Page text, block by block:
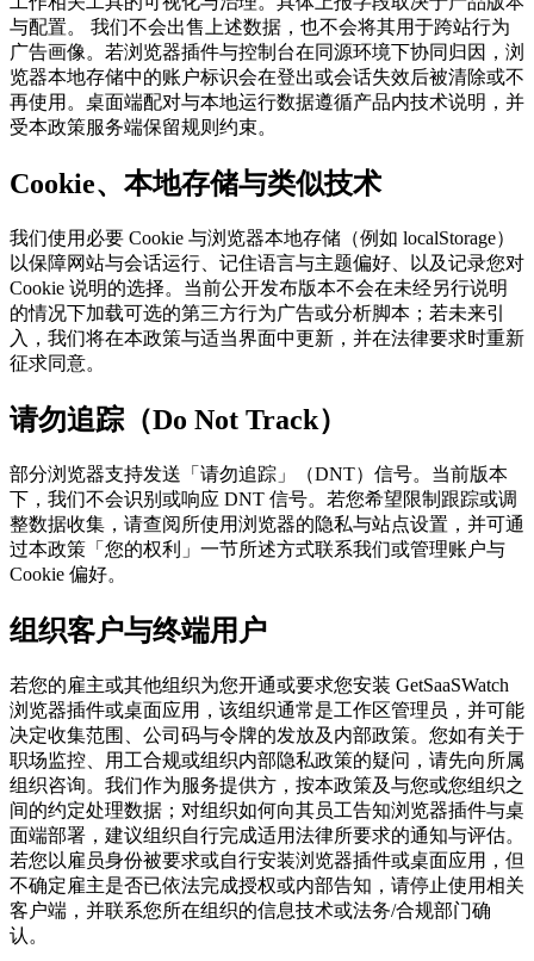
与配置。 我们不会出售上述数据，也不会将其用于跨站行为
广告画像。若浏览器插件与控制台在同源环境下协同归因，浏
览器本地存储中的账户标识会在登出或会话失效后被清除或不
再使用。桌面端配对与本地运行数据遵循产品内技术说明，并
受本政策服务端保留规则约束。
Cookie、本地存储与类似技术
我们使用必要 Cookie 与浏览器本地存储（例如 localStorage）
以保障网站与会话运行、记住语言与主题偏好、以及记录您对
Cookie 说明的选择。当前公开发布版本不会在未经另行说明
的情况下加载可选的第三方行为广告或分析脚本；若未来引
入，我们将在本政策与适当界面中更新，并在法律要求时重新
征求同意。
请勿追踪（Do Not Track）
部分浏览器支持发送「请勿追踪」（DNT）信号。当前版本
下，我们不会识别或响应 DNT 信号。若您希望限制跟踪或调
整数据收集，请查阅所使用浏览器的隐私与站点设置，并可通
过本政策「您的权利」一节所述方式联系我们或管理账户与
Cookie 偏好。
组织客户与终端用户
若您的雇主或其他组织为您开通或要求您安装 GetSaaSWatch
浏览器插件或桌面应用，该组织通常是工作区管理员，并可能
决定收集范围、公司码与令牌的发放及内部政策。您如有关于
职场监控、用工合规或组织内部隐私政策的疑问，请先向所属
组织咨询。我们作为服务提供方，按本政策及与您或您组织之
间的约定处理数据；对组织如何向其员工告知浏览器插件与桌
面端部署，建议组织自行完成适用法律所要求的通知与评估。
若您以雇员身份被要求或自行安装浏览器插件或桌面应用，但
不确定雇主是否已依法完成授权或内部告知，请停止使用相关
客户端，并联系您所在组织的信息技术或法务/合规部门确
认。